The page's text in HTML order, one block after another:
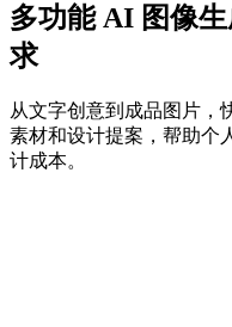
多功能 AI 图像
求
从文字创意到成品图片，
素材和设计提案，帮助个
计成本。